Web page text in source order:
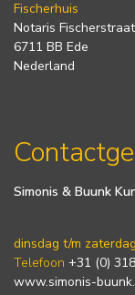
Fischerhuis
Notaris
6711 BB Ede
Nederland
Simonis & Buunk
dinsdag t/m
Telefoon +31 (0)
www.simonis-